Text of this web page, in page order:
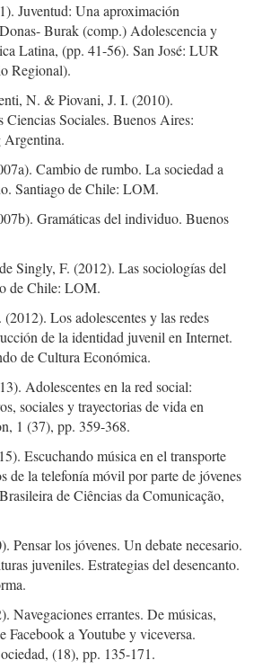
Juventud: Una aproximación
Burak (comp.) Adolescencia y
Latina, (pp. 41-56). San José: LUR
Regional).
N. & Piovani, J. I. (2010).
Ciencias Sociales. Buenos Aires:
Argentina.
Cambio de rumbo. La sociedad a
Santiago de Chile: LOM.
Gramáticas del individuo. Buenos
Singly, F. (2012). Las sociologías del
de Chile: LOM.
Los adolescentes y las redes
de la identidad juvenil en Internet.
de Cultura Económica.
Adolescentes en la red social:
sociales y trayectorias de vida en
1 (37), pp. 359-368.
Escuchando música en el transporte
de la telefonía móvil por parte de jóvenes
de Ciências da Comunicação,
Pensar los jóvenes. Un debate necesario.
juveniles. Estrategias del desencanto.
Navegaciones errantes. De músicas,
Facebook a Youtube y viceversa.
(18), pp. 135-171.